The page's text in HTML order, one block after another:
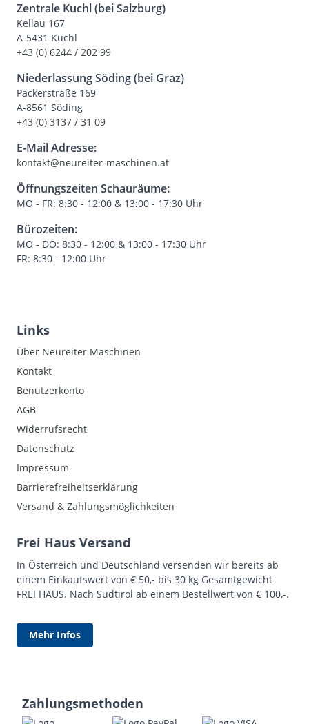
Zentrale Kuchl (bei Salzburg)
Kellau 167
A-5431 Kuchl
+43 (0) 6244 / 202 99
Niederlassung Söding (bei Graz)
Packerstraße 169
A-8561 Söding
+43 (0) 3137 / 31 09
E-Mail Adresse:
kontakt@neureiter-maschinen.at
Öffnungszeiten Schauräume:
MO - FR: 8:30 - 12:00 & 13:00 - 17:30 Uhr
Bürozeiten:
MO - DO: 8:30 - 12:00 & 13:00 - 17:30 Uhr
FR: 8:30 - 12:00 Uhr
Links
Über Neureiter Maschinen
Kontakt
Benutzerkonto
AGB
Widerrufsrecht
Datenschutz
Impressum
Barrierefreiheitserklärung
Versand & Zahlungsmöglichkeiten
Frei Haus Versand
In Österreich und Deutschland versenden wir bereits ab
einem Einkaufswert von € 50,- bis 30 kg Gesamtgewicht
FREI HAUS. Nach Südtirol ab einem Bestellwert von € 100,-.
Mehr Infos
Zahlungsmethoden